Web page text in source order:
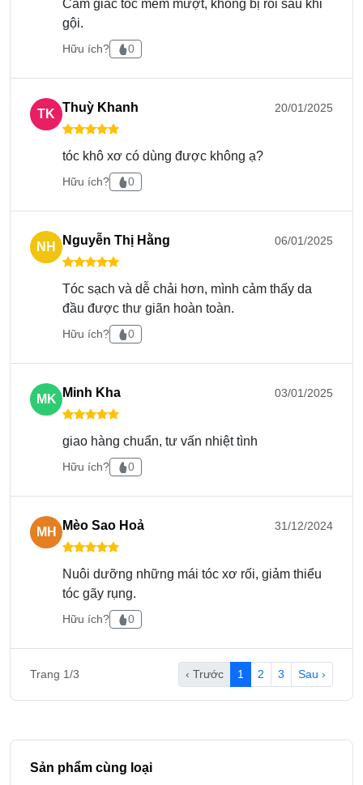
Đổ lượng vừa phải dầu gội và xoa đều trong lòng
chung chủ yếu phần chân tóc để loại bỏ những
cặn, bẩn do sử dụng hóa chất tóc.
Xả sạch dầu trên tóc bằng nước ấm.
Thoa dầu xả, tập trung chủ yếu ở phần ngọn.
Cách kiểm tra hàng chính hãng
Date in laze.
Hàng chính hãng có đầy đủ tem chống hàng giả ở
cổ chai, tem điện tử ở thân chai.
Cảm giác tóc mềm mượt, không bị rối sau khi
gội.
Hữu ích? 0
TK Thuỳ Khanh 20/01/2025
tóc khô xơ có dùng được không ạ?
Hữu ích? 0
NH Nguyễn Thị Hằng 06/01/2025
Tóc sạch và dễ chải hơn, mình cảm thấy da
đầu được thư giãn hoàn toàn.
Hữu ích? 0
MK Minh Kha 03/01/2025
giao hàng chuẩn, tư vấn nhiệt tình
Hữu ích? 0
MH Mèo Sao Hoả 31/12/2024
Nuôi dưỡng những mái tóc xơ rối, giảm thiểu
tóc gãy rụng.
Hữu ích? 0
Trang 1/3 ‹ Trước 1 2 3 Sau ›
Sản phẩm cùng loại